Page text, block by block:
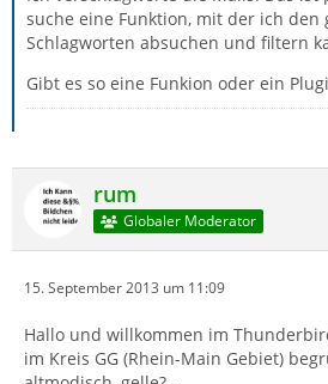
suche eine Funktion, mit der ich den
Schlagworten absuchen und filtern
Gibt es so eine Funkion oder ein
rum
Globaler Moderator
15. September 2013 um 11:09
Hallo und willkommen im
im Kreis GG (Rhein-Main Gebiet)